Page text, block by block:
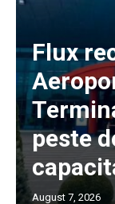
Flux
peste
August 7, 2026